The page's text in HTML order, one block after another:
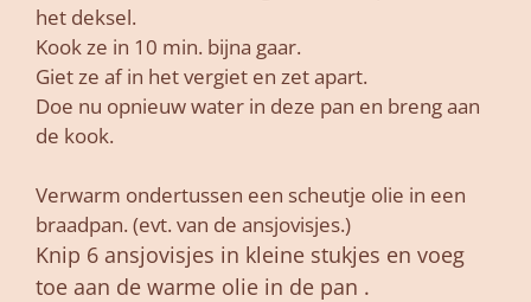
het deksel.
Kook ze in 10 min. bijna gaar.
Giet ze af in het vergiet en zet apart.
Doe nu opnieuw water in deze pan en breng aan
de kook.
Verwarm ondertussen een scheutje olie in een
braadpan. (evt. van de ansjovisjes.)
Knip 6 ansjovisjes in kleine stukjes en voeg
toe aan de warme olie in de pan .